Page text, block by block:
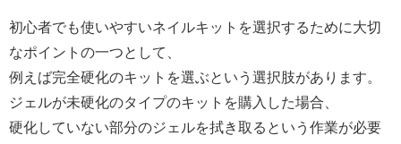
初心者でも使いやすいネイルキットを選択するために大切
なポイントの一つとして、
例えば完全硬化のキットを選ぶという選択肢があります。
ジェルが未硬化のタイプのキットを購入した場合、
硬化していない部分のジェルを拭き取るという作業が必要